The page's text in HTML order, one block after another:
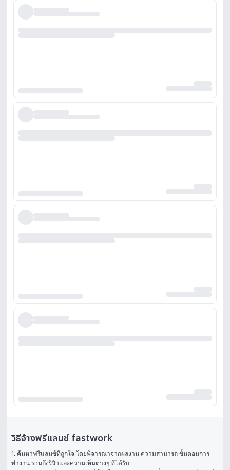
วิธีจ้างฟรีแลนซ์ fastwork
1. ค้นหาฟรีแลนซ์ที่ถูกใจ โดยพิจารณาจากผลงาน ความสามารถ ขั้นตอนการ
ทำงาน รวมถึงรีวิวและความเห็นต่างๆ ที่ได้รับ